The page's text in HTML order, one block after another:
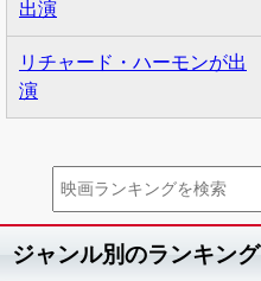
出演
リチャード・ハーモンが出
演
ジャンル別のランキング